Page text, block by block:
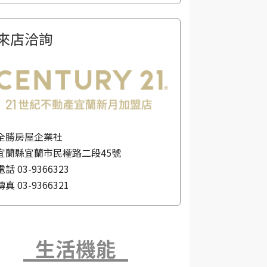
店洽詢
勝房屋企業社
蘭縣宜蘭市民權路二段45號
話03-9366323
真03-9366321
生活機能